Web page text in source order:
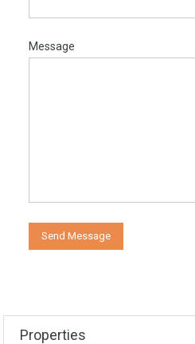
Message
Properties